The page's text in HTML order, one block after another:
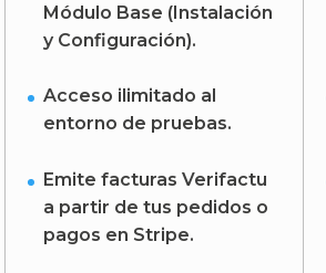
Módulo Base (Instalación
y Configuración).
Acceso ilimitado al
entorno de pruebas.
Emite facturas Verifactu
a partir de tus pedidos o
pagos en Stripe.